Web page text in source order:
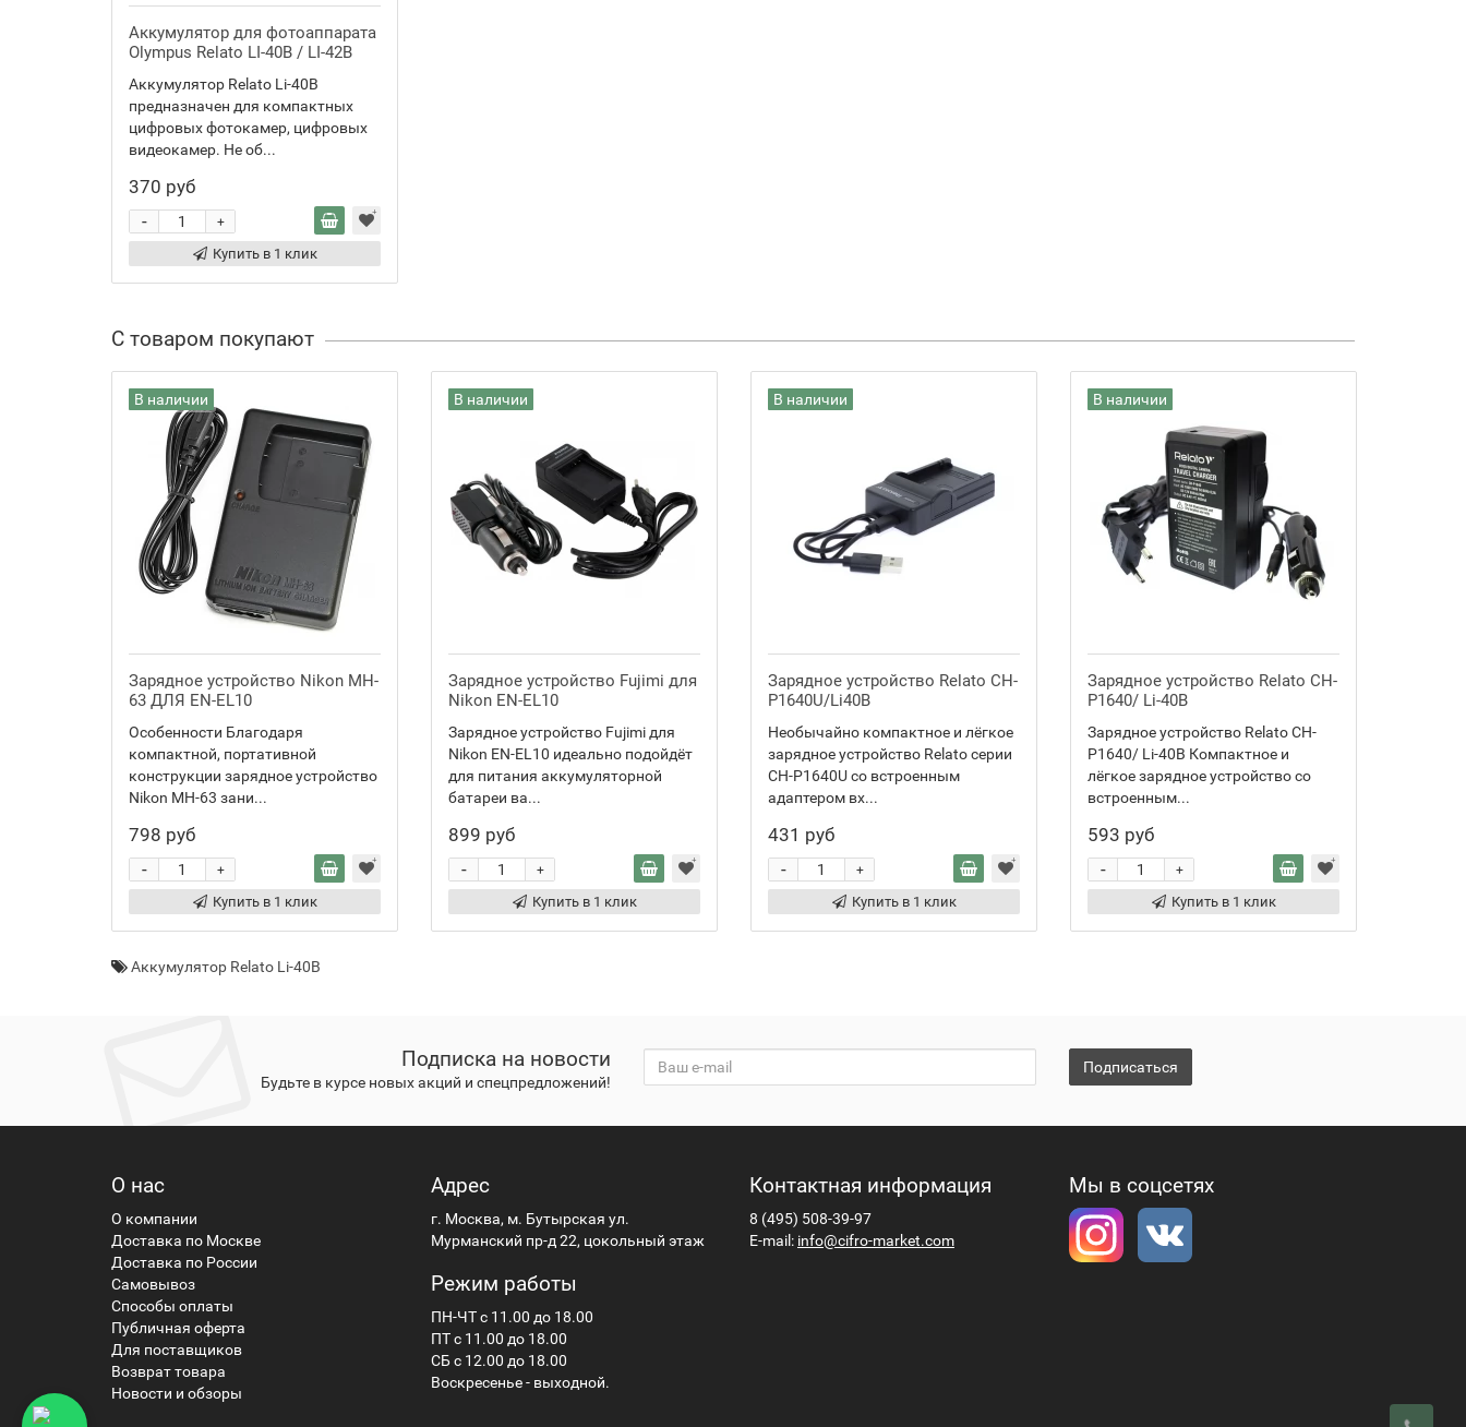
Аккумулятор для фотоаппарата
Olympus Relato LI-40B / LI-42B
Аккумулятор Relato Li-40B
предназначен для компактных
цифровых фотокамер, цифровых
видеокамер. Не об...
370 руб
+
-
Купить в 1 клик
С товаром покупают
В наличии
Зарядное устройство Nikon MH-
63 ДЛЯ EN-EL10
Особенности Благодаря
компактной, портативной
конструкции зарядное устройство
Nikon MH-63 зани...
798 руб
+
-
Купить в 1 клик
В наличии
Зарядное устройство Fujimi для
Nikon EN-EL10
Зарядное устройство Fujimi для
Nikon EN-EL10 идеально подойдёт
для питания аккумуляторной
батареи ва...
899 руб
+
-
Купить в 1 клик
В наличии
Зарядное устройство Relato CH-
P1640U/Li40B
Необычайно компактное и лёгкое
зарядное устройство Relato серии
CH-P1640U со встроенным
адаптером вх...
431 руб
+
-
Купить в 1 клик
В наличии
Зарядное устройство Relato CH-
P1640/ Li-40B
Зарядное устройство Relato CH-
P1640/ Li-40B Компактное и
лёгкое зарядное устройство со
встроенным...
593 руб
+
-
Купить в 1 клик
Аккумулятор Relato Li-40B
Подписка на новости
Будьте в курсе новых акций и спецпредложений!
Подписаться
О нас
О компании
Доставка по Москве
Доставка по России
Самовывоз
Способы оплаты
Публичная оферта
Для поставщиков
Возврат товара
Новости и обзоры
Адрес
г. Москва, м. Бутырская ул.
Мурманский пр-д 22, цокольный этаж
Режим работы
ПН-ЧТ с 11.00 до 18.00
ПТ с 11.00 до 18.00
СБ с 12.00 до 18.00
Воскресенье - выходной.
Контактная информация
8 (495) 508-39-97
E-mail: info@cifro-market.com
Мы в соцсетях